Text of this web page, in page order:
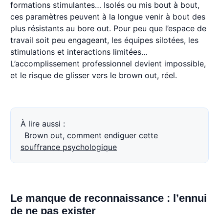
formations stimulantes… Isolés ou mis bout à bout,
ces paramètres peuvent à la longue venir à bout des
plus résistants au bore out. Pour peu que l’espace de
travail soit peu engageant, les équipes silotées, les
stimulations et interactions limitées…
L’accomplissement professionnel devient impossible,
et le risque de glisser vers le brown out, réel.
À lire aussi :
Brown out, comment endiguer cette
souffrance psychologique
Le manque de reconnaissance : l’ennui
de ne pas exister